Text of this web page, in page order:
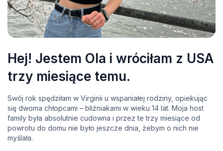
Hej! Jestem Ola i wróciłam z USA
trzy miesiące temu.
Swój rok spędziłam w Virginii u wspaniałej rodziny, opiekując
się dwoma chłopcami – bliźniakami w wieku 14 lat. Moja host
family była absolutnie cudowna i przez te trzy miesiące od
powrotu do domu nie było jeszcze dnia, żebym o nich nie
myślała.